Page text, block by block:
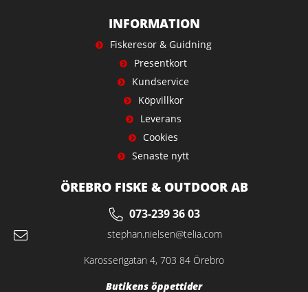
INFORMATION
Fiskeresor & Guidning
Presentkort
Kundservice
Köpvillkor
Leverans
Cookies
Senaste nytt
ÖREBRO FISKE & OUTDOOR AB
073-239 36 03
stephan.nielsen@telia.com
Karosserigatan 4, 703 84 Örebro
Butikens öppettider